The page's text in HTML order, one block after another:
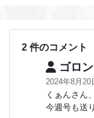
2 件のコメント
ゴロン
2024年8月20
くぁんさん
今週号も送